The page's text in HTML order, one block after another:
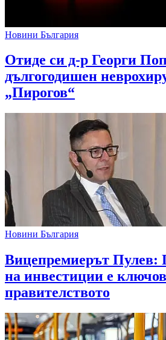
Новини България
Отиде си д-р Георги
дългогодишен
„Пирогов“
Новини България
Вицепремиерът Пулев:
на инвестиции е
правителството